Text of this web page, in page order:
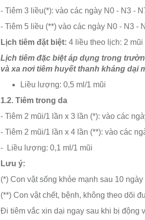
- Tiêm 3 liều(*): vào các ngày N0 - N3 -
- Tiêm 5 liều (**) vào các ngày N0 - N3 -
Lịch tiêm đặt biệt: 4 liều theo lịch: 2
Lịch tiêm đặc biệt áp dụng trong
và xa nơi tiêm huyết thanh kháng dại
Liều lượng: 0,5 ml/1 mũi
1.2. Tiêm trong da
- Tiêm 2 mũi/1 lần x 3 lần (*): vào các
- Tiêm 2 mũi/1 lần x 4 lần (**): vào các
- Liều lượng: 0,1 ml/1 mũi
Lưu ý:
(*) Con vật sống khỏe mạnh sau 10 ngày
(**) Con vật chết, bệnh, không theo dõi
Đi tiêm vắc xin dại ngay sau khi bị động